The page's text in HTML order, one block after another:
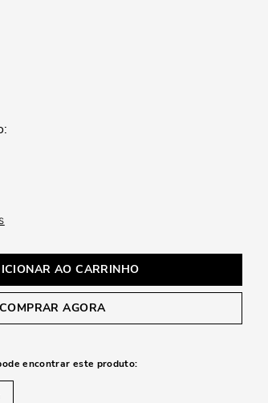
AO CARRINHO
COMPRAR AGORA
encontrar este produto: